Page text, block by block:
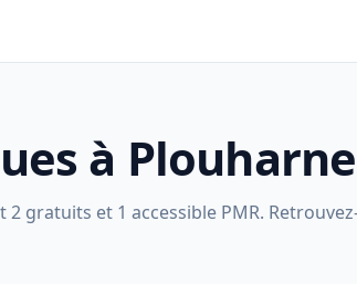
à
gratuits et 1 accessible PMR.